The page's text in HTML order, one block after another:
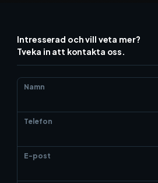
Intresserad och vill veta mer?
Tveka in att kontakta oss.
Namn
Telefon
E-post